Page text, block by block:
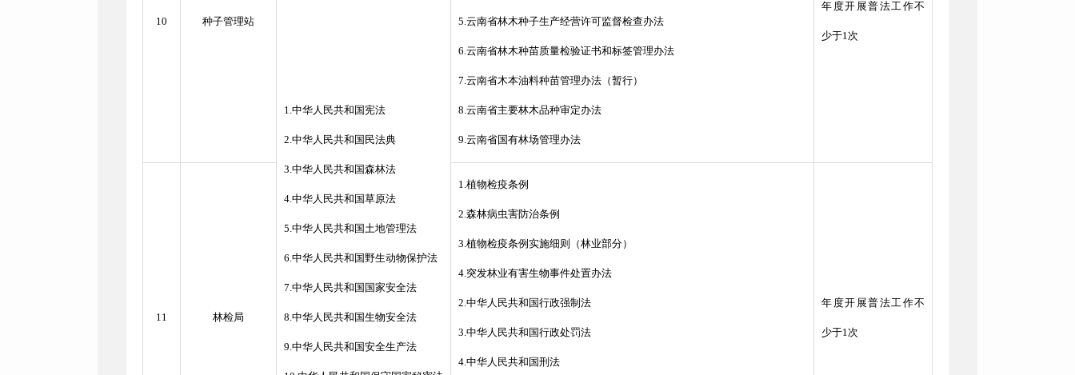
1.中华人民共和国宪法
2.中华人民共和国民法典
3.中华人民共和国森林法
4.中华人民共和国草原法
5.中华人民共和国土地管理法
6.中华人民共和国野生动物保护法
7.中华人民共和国国家安全法
8.中华人民共和国生物安全法
9.中华人民共和国安全生产法
10 种子管理站 5.云南省林木种子生产经营许可监督检查办法
6.云南省林木种苗质量检验证书和标签管理办法
7.云南省木本油料种苗管理办法（暂行）
8.云南省主要林木品种审定办法
9.云南省国有林场管理办法
年度开展普法工作不
少于1次
11 林检局
1.植物检疫条例
2.森林病虫害防治条例
3.植物检疫条例实施细则（林业部分）
4.突发林业有害生物事件处置办法
2.中华人民共和国行政强制法
3.中华人民共和国行政处罚法
4.中华人民共和国刑法
年度开展普法工作不
少于1次